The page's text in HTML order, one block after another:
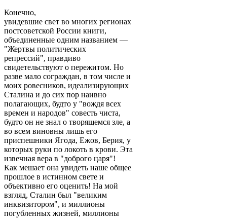
Конечно,
увидевшие свет во многих регионах
постсоветской России книги,
объединенные одним названием —
"Жертвы политических
репрессий", правдиво
свидетельствуют о пережитом. Но
разве мало сограждан, в том числе и
моих ровесников, идеализирующих
Сталина и до сих пор наивно
полагающих, будто у "вождя всех
времен и народов" совесть чиста,
будто он не знал о творящемся зле, а
во всем виновны лишь его
приспешники Ягода, Ежов, Берия, у
которых руки по локоть в крови. Эта
извечная вера в "доброго царя"!
Как мешает она увидеть наше общее
прошлое в истинном свете и
объективно его оценить! На мой
взгляд, Сталин был "великим
инквизитором", и миллионы
погубленных жизней, миллионы